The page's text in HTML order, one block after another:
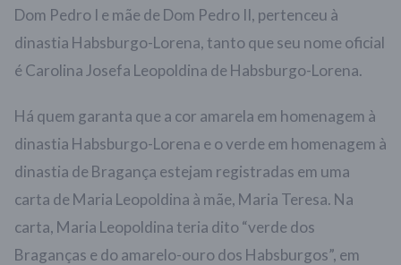
Dom Pedro I e mãe de Dom Pedro II, pertenceu à
dinastia Habsburgo-Lorena, tanto que seu nome oficial
é Carolina Josefa Leopoldina de Habsburgo-Lorena.
Há quem garanta que a cor amarela em homenagem à
dinastia Habsburgo-Lorena e o verde em homenagem à
dinastia de Bragança estejam registradas em uma
carta de Maria Leopoldina à mãe, Maria Teresa. Na
carta, Maria Leopoldina teria dito “verde dos
Braganças e do amarelo-ouro dos Habsburgos”, em